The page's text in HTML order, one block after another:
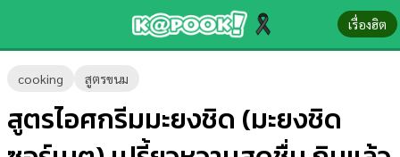
เรื่องฮิต
cooking สูตรขนม
สูตรไอศกรีมมะยงชิด (มะยงชิด
ข่าว-
ความ
รู้